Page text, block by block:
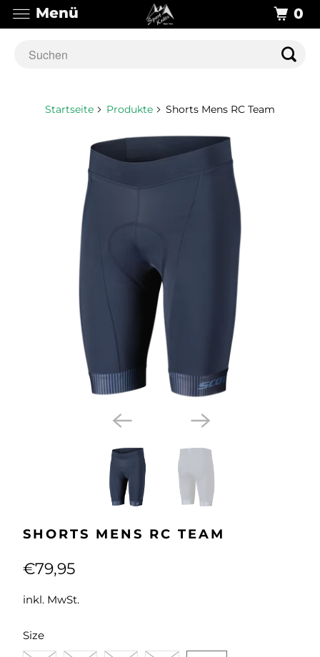
Startseite Produkte Shorts Mens RC Team
SHORTS MENS RC TEAM
€79,95
inkl. MwSt.
Size
SWATCH-M
SWATCH-L
SWATCH-XL
SWATCH-XXL
SWATCH-XXXL
Menü 0